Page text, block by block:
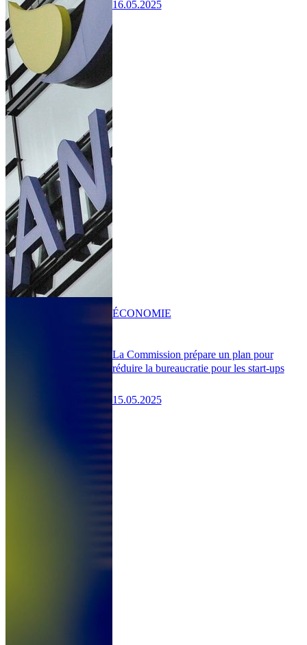
16.05.2025
La Commission prépare un plan pour
réduire la bureaucratie pour les start-ups
15.05.2025
ÉCONOMIE